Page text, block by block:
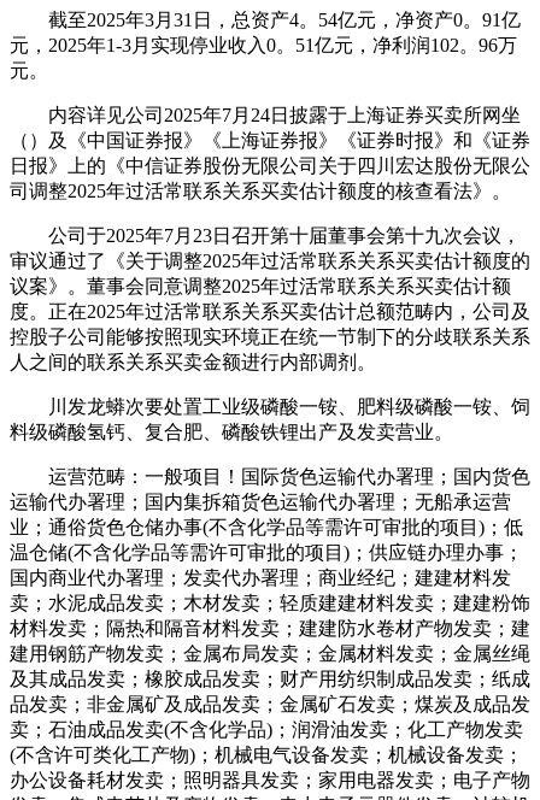
截至2025年3月31日，总资产4。54亿元，净资产0。91亿
元，2025年1-3月实现停业收入0。51亿元，净利润102。96万
元。
内容详见公司2025年7月24日披露于上海证券买卖所网坐
（）及《中国证券报》《上海证券报》《证券时报》和《证券
日报》上的《中信证券股份无限公司关于四川宏达股份无限公
司调整2025年过活常联系关系买卖估计额度的核查看法》。
公司于2025年7月23日召开第十届董事会第十九次会议，
审议通过了《关于调整2025年过活常联系关系买卖估计额度的
议案》。董事会同意调整2025年过活常联系关系买卖估计额
度。正在2025年过活常联系关系买卖估计总额范畴内，公司及
控股子公司能够按照现实环境正在统一节制下的分歧联系关系
人之间的联系关系买卖金额进行内部调剂。
川发龙蟒次要处置工业级磷酸一铵、肥料级磷酸一铵、饲
料级磷酸氢钙、复合肥、磷酸铁锂出产及发卖营业。
运营范畴：一般项目！国际货色运输代办署理；国内货色
运输代办署理；国内集拆箱货色运输代办署理；无船承运营
业；通俗货色仓储办事(不含化学品等需许可审批的项目)；低
温仓储(不含化学品等需许可审批的项目)；供应链办理办事；
国内商业代办署理；发卖代办署理；商业经纪；建建材料发
卖；水泥成品发卖；木材发卖；轻质建建材料发卖；建建粉饰
材料发卖；隔热和隔音材料发卖；建建防水卷材产物发卖；建
建用钢筋产物发卖；金属布局发卖；金属材料发卖；金属丝绳
及其成品发卖；橡胶成品发卖；财产用纺织制成品发卖；纸成
品发卖；非金属矿及成品发卖；金属矿石发卖；煤炭及成品发
卖；石油成品发卖(不含化学品)；润滑油发卖；化工产物发卖
(不含许可类化工产物)；机械电气设备发卖；机械设备发卖；
办公设备耗材发卖；照明器具发卖；家用电器发卖；电子产物